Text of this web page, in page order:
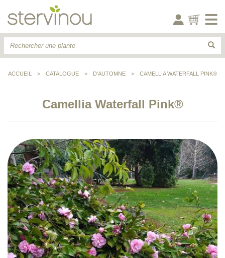
ACCUEIL > CATALOGUE > D'AUTOMNE > CAMELLIA WATERFALL PINK®
Camellia Waterfall Pink®